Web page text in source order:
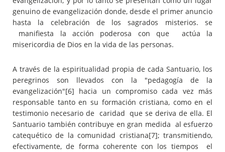
genuino de evangelización donde, desde el primer anuncio
hasta la celebración de los sagrados misterios. se
manifiesta la acción poderosa con que actúa la
misericordia de Dios en la vida de las personas.
A través de la espiritualidad propia de cada Santuario, los
peregrinos son llevados con la "pedagogía de la
evangelización"[6] hacia un compromiso cada vez más
responsable tanto en su formación cristiana, como en el
testimonio necesario de caridad que se deriva de ella. El
Santuario también contribuye en gran medida al esfuerzo
catequético de la comunidad cristiana[7]; transmitiendo,
efectivamente, de forma coherente con los tiempos el